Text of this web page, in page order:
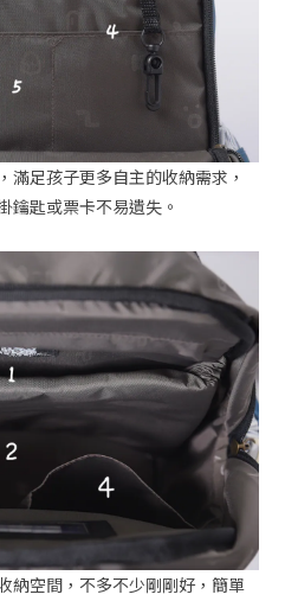
滿足孩子更多自主的收納需求，
鑰匙或票卡不易遺失。
納空間，不多不少剛剛好，簡單